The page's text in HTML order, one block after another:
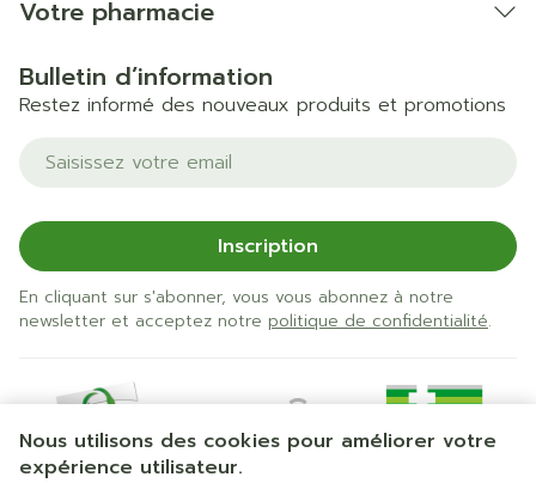
Nous utilisons des cookies pour améliorer votre
expérience utilisateur.
Votre pharmacie
Bulletin d’information
Restez informé des nouveaux produits et promotions
Adresse mail
Inscription
En cliquant sur s'abonner, vous vous abonnez à notre
newsletter et acceptez notre politique de confidentialité.